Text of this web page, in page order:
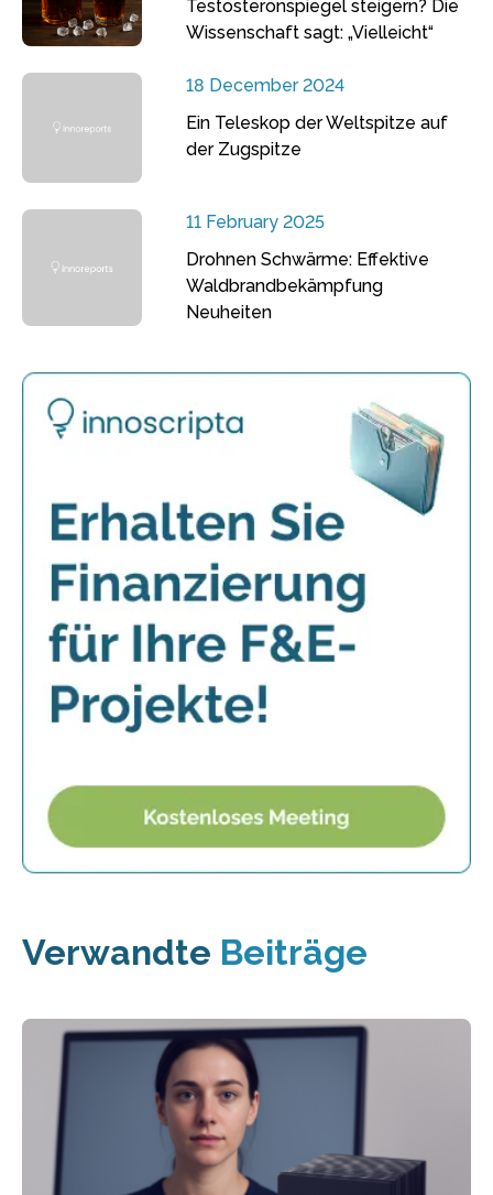
Testosteronspiegel steigern? Die
Wissenschaft sagt: „Vielleicht“
18 December 2024
Ein Teleskop der Weltspitze auf
der Zugspitze
11 February 2025
Drohnen Schwärme: Effektive
Waldbrandbekämpfung
Neuheiten
Verwandte Beiträge